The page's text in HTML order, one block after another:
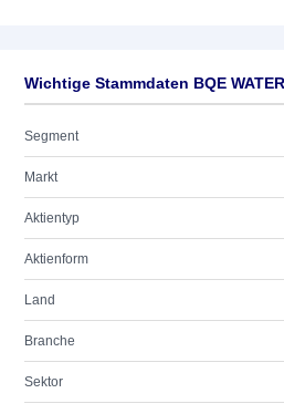
Wichtige Stammdaten BQE
Segment
Markt
Aktientyp
Aktienform
Land
Branche
Sektor